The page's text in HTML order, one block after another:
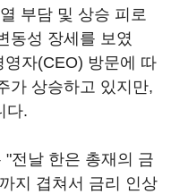
부담 및 상승 피로
동성 장세를 보였
자(CEO) 방문에 따
가 상승하고 있지만,
다.
전날 한은 총재의 금
지 겹쳐서 금리 인상